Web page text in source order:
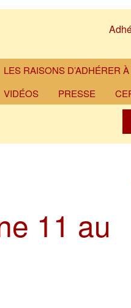
LES RAISONS D’ADHÉRER À
VIDÉOS
PRESSE
11 au